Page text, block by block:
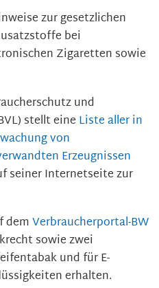
zur gesetzlichen
bei
Zigaretten sowie
und
stellt eine Liste aller in
von
Erzeugnissen
seiner Internetseite zur
demVerbraucherportal-BW
sowie zwei
und für E-
erhalten.